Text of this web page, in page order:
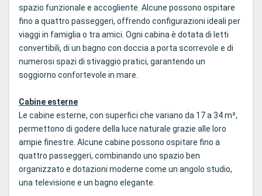
spazio funzionale e accogliente. Alcune possono ospitare
fino a quattro passeggeri, offrendo configurazioni ideali per
viaggi in famiglia o tra amici. Ogni cabina è dotata di letti
convertibili, di un bagno con doccia a porta scorrevole e di
numerosi spazi di stivaggio pratici, garantendo un
soggiorno confortevole in mare.
Cabine esterne
Le cabine esterne, con superfici che variano da 17 a 34 m²,
permettono di godere della luce naturale grazie alle loro
ampie finestre. Alcune cabine possono ospitare fino a
quattro passeggeri, combinando uno spazio ben
organizzato e dotazioni moderne come un angolo studio,
una televisione e un bagno elegante.